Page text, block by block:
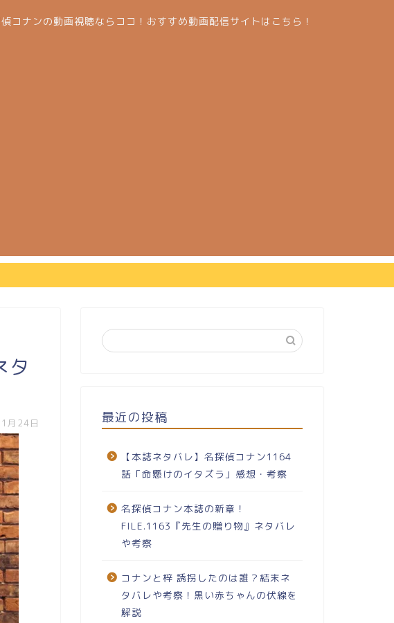
コナンの動画視聴ならココ！おすすめ動画配信サイトはこちら！
タ
月24日 最近の投稿
【本誌ネタバレ】名探偵コナン1164
話「命懸けのイタズラ」感想・考察
名探偵コナン本誌の新章！
FILE.1163『先生の贈り物』ネタバレ
や考察
コナンと梓 誘拐したのは誰？結末ネ
タバレや考察！黒い赤ちゃんの伏線を
解説